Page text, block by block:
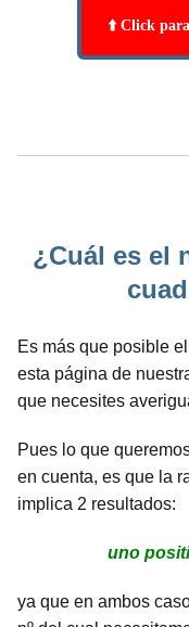
⬆️ Click
¿Cuál es el
Es más que posible
esta página de
que necesites
Pues lo que
en cuenta, es que la
implica 2 resultados:
uno
ya que en ambos